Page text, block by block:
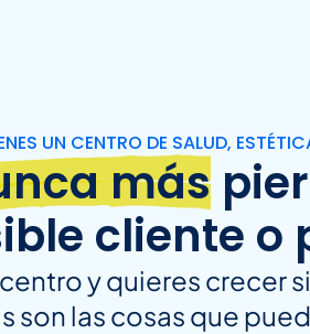
UN CENTRO DE SALUD,
más
cliente o
y quieres crecer
son las cosas que